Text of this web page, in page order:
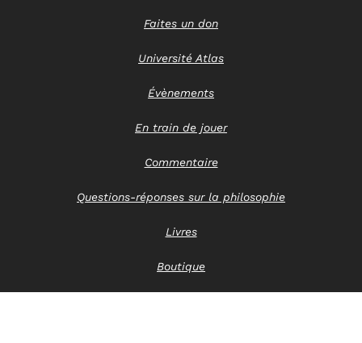
Faites un don
Université Atlas
Évènements
En train de jouer
Commentaire
Questions-réponses sur la philosophie
Livres
Boutique